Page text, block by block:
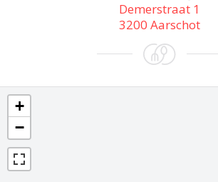
Demerstraat 1
3200 Aarschot
+
−